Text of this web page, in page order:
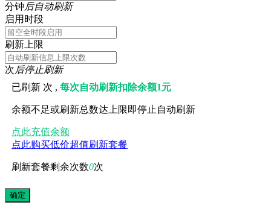
分钟后自动刷新
启用时段
刷新上限
次后停止刷新
已刷新 次 ,每次自动刷新扣除余额1元
余额不足或刷新总数达上限即停止自动刷新
点此充值余额
点此购买低价超值刷新套餐
刷新套餐剩余次数0次